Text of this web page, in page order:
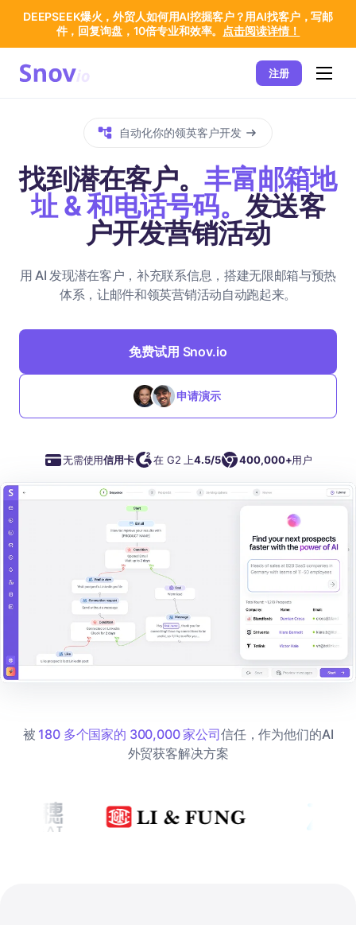
注册
自动化你的领英客户开发
找到潜在客户。丰富邮箱地
址 & 和电话号码。 发送客
户开发营销活动
用 AI 发现潜在客户，补充联系信息，搭建无限邮箱与预热
体系，让邮件和领英营销活动自动跑起来。
免费试用 Snov.io
申请演示
无需使用信用卡 在 G2 上4.5/5 400,000+用户
被 180 多个国家的 300,000 家公司信任，作为他们的AI
外贸获客解决方案
DEEPSEEK爆火，外贸人如何用AI挖掘客户？用AI找客户，写邮
件，回复询盘，10倍专业和效率。 点击阅读详情！